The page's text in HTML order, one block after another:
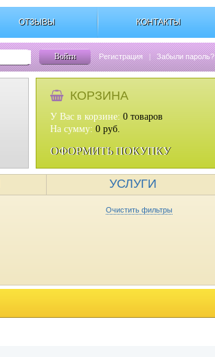
ОТЗЫВЫ КОНТАКТЫ
Войти Регистрация | Забыли пароль?
КОРЗИНА
У Вас в корзине: 0 товаров
На сумму: 0 руб.
ОФОРМИТЬ ПОКУПКУ
УСЛУГИ
Очистить фильтры